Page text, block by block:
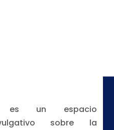
es un espacio
sobre la